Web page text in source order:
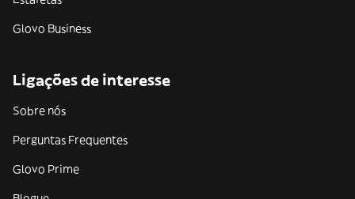
Glovo Business
Ligações de interesse
Sobre nós
Perguntas Frequentes
Glovo Prime